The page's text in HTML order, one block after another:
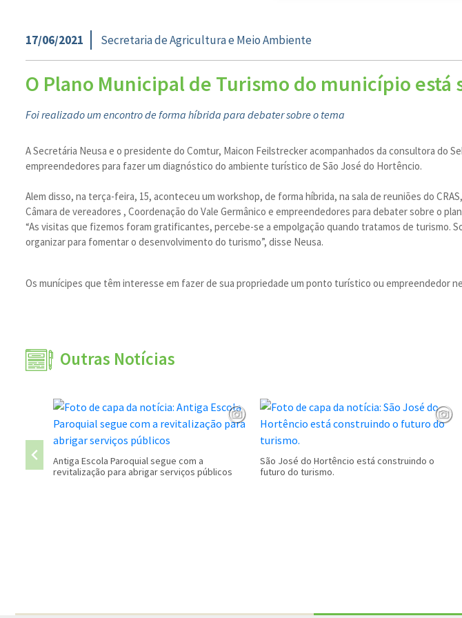
17/06/2021 Secretaria de Agricultura e Meio Ambiente
O Plano Municipal de Turismo do município está
Foi realizado um encontro de forma híbrida para debater sobre o tema
A Secretária Neusa e o presidente do Comtur, Maicon Feilstrecker acompanhados da consultora do
empreendedores para fazer um diagnóstico do ambiente turístico de São José do Hortêncio.
Alem disso, na terça-feira, 15, aconteceu um workshop, de forma híbrida, na sala de reuniões do
Câmara de vereadores , Coordenação do Vale Germânico e empreendedores para debater sobre o
“As visitas que fizemos foram gratificantes, percebe-se a empolgação quando tratamos de turismo.
organizar para fomentar o desenvolvimento do turismo”, disse Neusa.
Os munícipes que têm interesse em fazer de sua propriedade um ponto turístico ou empreendedor
Outras Notícias
Antiga Escola Paroquial segue com a
revitalização para abrigar serviços públicos
São José do Hortêncio está construindo o
futuro do turismo.